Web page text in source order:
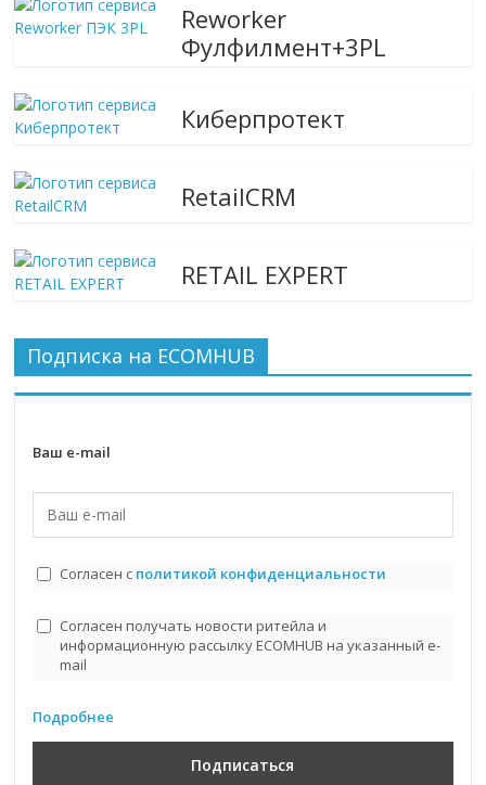
Reworker
Фулфилмент+3PL
Киберпротект
RetailCRM
RETAIL EXPERT
Подписка на ECOMHUB
Ваш e-mail
Согласен с политикой конфиденциальности
Согласен получать новости ритейла и
информационную рассылку ECOMHUB на указанный e-
mail
Подробнее